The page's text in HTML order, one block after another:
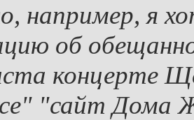
например, я
об
концерте
"сайт Дома